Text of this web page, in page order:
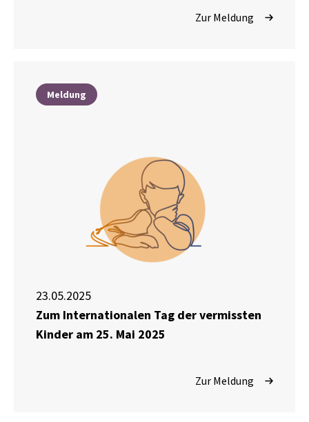
Zur Meldung
Meldung
23.05.2025
Zum Internationalen Tag der vermissten
Kinder am 25. Mai 2025
Zur Meldung